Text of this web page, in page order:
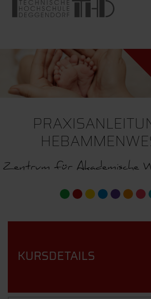
Zentrum für Akademische
KURSDETAILS